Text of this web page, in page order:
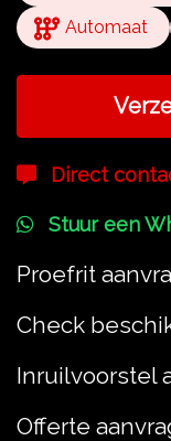
Automaat
Direct
Stuur een
Proefrit
Check
Inruilvoorstel
Offerte